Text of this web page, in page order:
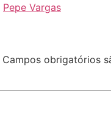
Pepe Vargas
Campos obrigatórios